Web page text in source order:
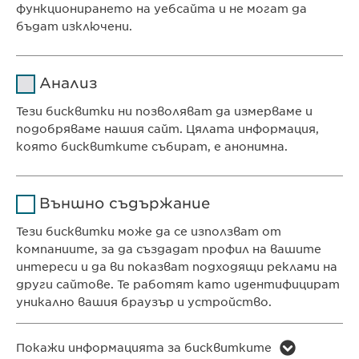
нашата цялостна Политика за
поверителност.
Ewopharma Ltd
ул. „8-ми декември“ № 13
КОНТАКТ
Телефон: +359 2 962 12 00
e-mail:info@ewopharma.bg
функционирането на уебсайта и не могат да
бъдат изключени.
Продължителност 1 година
Цел
Съхранява състоянието
бисквитките на
потребителите.
Анализ
Тези бисквитки ни позволяват да измерваме и
подобряваме нашия сайт. Цялата информация,
която бисквитките събират, е анонимна.
Продължителност 1 day
Цел Generates statistical data.
Име vuid
Външно съдържание
Тези бисквитки може да се използват от
компаниите, за да създадат профил на вашите
интереси и да ви показват подходящи реклами на
други сайтове. Те работят като идентифицират
уникално вашия браузър и устройство.
Име LinkedIn
Покажи информацията за бисквитките